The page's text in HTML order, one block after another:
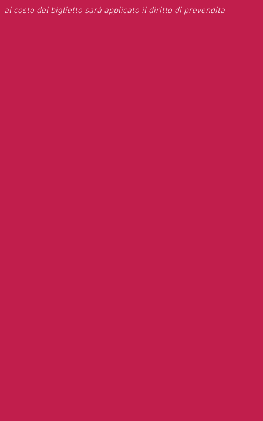
al costo del biglietto sarà applicato il diritto di prevendita